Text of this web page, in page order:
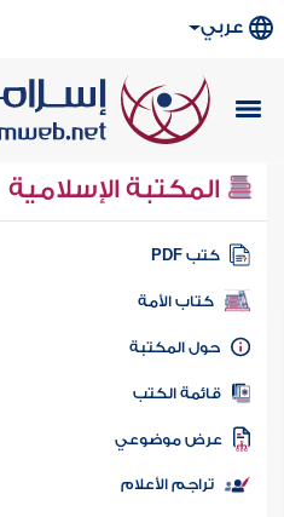
عربي
المكتبة الإسلامية
كتب PDF
كتاب الأمة
المكتبة
الكتب
موضوعي